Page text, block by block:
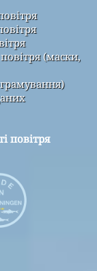
(маски,
повітря